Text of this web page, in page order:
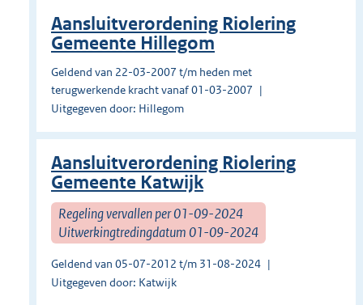
Aansluitverordening Riolering
Gemeente Hillegom
Geldend van 22-03-2007 t/m heden met
terugwerkende kracht vanaf 01-03-2007
Uitgegeven door: Hillegom
Aansluitverordening Riolering
Gemeente Katwijk
Regeling vervallen per 01-09-2024
Uitwerkingtredingdatum 01-09-2024
Geldend van 05-07-2012 t/m 31-08-2024
Uitgegeven door: Katwijk